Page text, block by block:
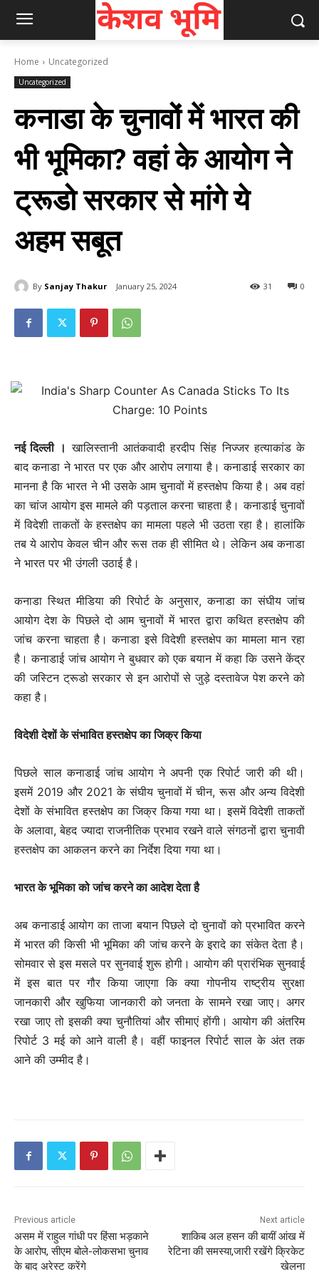
Home Uncategorized
Uncategorized
कनाडा के चुनावों में भारत की
भी भूमिका? वहां के आयोग ने
ट्रूडो सरकार से मांगे ये
अहम सबूत
By Sanjay Thakur January 25, 2024 0
31
नई दिल्‍ली । खालिस्तानी आतंकवादी हरदीप सिंह निज्जर हत्याकांड के
बाद कनाडा ने भारत पर एक और आरोप लगाया है। कनाडाई सरकार का
मानना है कि भारत ने भी उसके आम चुनावों में हस्तक्षेप किया है। अब वहां
का चांज आयोग इस मामले की पड़ताल करना चाहता है। कनाडाई चुनावों
में विदेशी ताकतों के हस्तक्षेप का मामला पहले भी उठता रहा है। हालांकि
तब ये आरोप केवल चीन और रूस तक ही सीमित थे। लेकिन अब कनाडा
ने भारत पर भी उंगली उठाई है।
कनाडा स्थित मीडिया की रिपोर्ट के अनुसार, कनाडा का संघीय जांच
आयोग देश के पिछले दो आम चुनावों में भारत द्वारा कथित हस्तक्षेप की
जांच करना चाहता है। कनाडा इसे विदेशी हस्तक्षेप का मामला मान रहा
है। कनाडाई जांच आयोग ने बुधवार को एक बयान में कहा कि उसने केंद्र
की जस्टिन ट्रूडो सरकार से इन आरोपों से जुड़े दस्तावेज पेश करने को
कहा है।
विदेशी देशों के संभावित हस्तक्षेप का जिक्र किया
पिछले साल कनाडाई जांच आयोग ने अपनी एक रिपोर्ट जारी की थी।
इसमें 2019 और 2021 के संघीय चुनावों में चीन, रूस और अन्य विदेशी
देशों के संभावित हस्तक्षेप का जिक्र किया गया था। इसमें विदेशी ताकतों
के अलावा, बेहद ज्यादा राजनीतिक प्रभाव रखने वाले संगठनों द्वारा चुनावी
हस्तक्षेप का आकलन करने का निर्देश दिया गया था।
भारत के भूमिका को जांच करने का आदेश देता है
अब कनाडाई आयोग का ताजा बयान पिछले दो चुनावों को प्रभावित करने
में भारत की किसी भी भूमिका की जांच करने के इरादे का संकेत देता है।
सोमवार से इस मसले पर सुनवाई शुरू होगी। आयोग की प्रारंभिक सुनवाई
में इस बात पर गौर किया जाएगा कि क्या गोपनीय राष्ट्रीय सुरक्षा
जानकारी और खुफिया जानकारी को जनता के सामने रखा जाए। अगर
रखा जाए तो इसकी क्या चुनौतियां और सीमाएं होंगी। आयोग की अंतरिम
रिपोर्ट 3 मई को आने वाली है। वहीं फाइनल रिपोर्ट साल के अंत तक
आने की उम्मीद है।
Previous article
असम में राहुल गांधी पर हिंसा भड़काने
के आरोप, सीएम बोले-लोकसभा चुनाव
के बा‍द अरेस्‍ट करेंगे
Next article
शाकिब अल हसन की बायीं आंख में
रेटिना की समस्या,जारी रखेंगे क्रिकेट
खेलना